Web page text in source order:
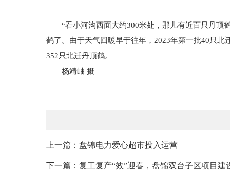
“看小河沟西面大约300米处，那儿有近百只丹顶
鹤了。由于天气回暖早于往年，2023年第一批40只
352只北迁丹顶鹤。
杨靖岫 摄
上一篇：盘锦电力爱心超市投入运营
下一篇：复工复产“效”迎春，盘锦双台子区项目建